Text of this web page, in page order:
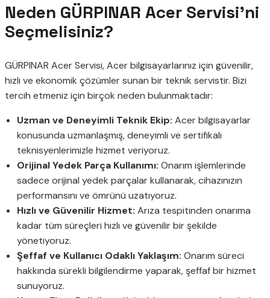
Neden GÜRPINAR Acer Servisi’ni
Seçmelisiniz?
GÜRPINAR Acer Servisi, Acer bilgisayarlarınız için güvenilir,
hızlı ve ekonomik çözümler sunan bir teknik servistir. Bizi
tercih etmeniz için birçok neden bulunmaktadır:
Uzman ve Deneyimli Teknik Ekip: Acer bilgisayarlar
konusunda uzmanlaşmış, deneyimli ve sertifikalı
teknisyenlerimizle hizmet veriyoruz.
Orijinal Yedek Parça Kullanımı: Onarım işlemlerinde
sadece orijinal yedek parçalar kullanarak, cihazınızın
performansını ve ömrünü uzatıyoruz.
Hızlı ve Güvenilir Hizmet: Arıza tespitinden onarıma
kadar tüm süreçleri hızlı ve güvenilir bir şekilde
yönetiyoruz.
Şeffaf ve Kullanıcı Odaklı Yaklaşım: Onarım süreci
hakkında sürekli bilgilendirme yaparak, şeffaf bir hizmet
sunuyoruz.